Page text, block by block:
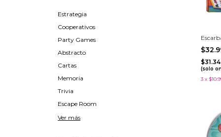
Estrategia
Cooperativos
Party Games
Abstracto
Cartas
Memoria
Trivia
Escape Room
Ver más
(solo
3 x